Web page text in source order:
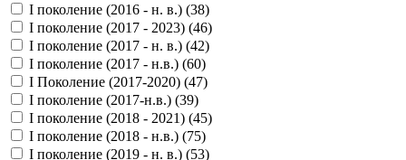
I поколение (2016 - н. в.) (38)
I поколение (2017 - 2023) (46)
I поколение (2017 - н. в.) (42)
I поколение (2017 - н.в.) (60)
I Поколение (2017-2020) (47)
I поколение (2017-н.в.) (39)
I поколение (2018 - 2021) (45)
I поколение (2018 - н.в.) (75)
I поколение (2019 - н. в.) (53)